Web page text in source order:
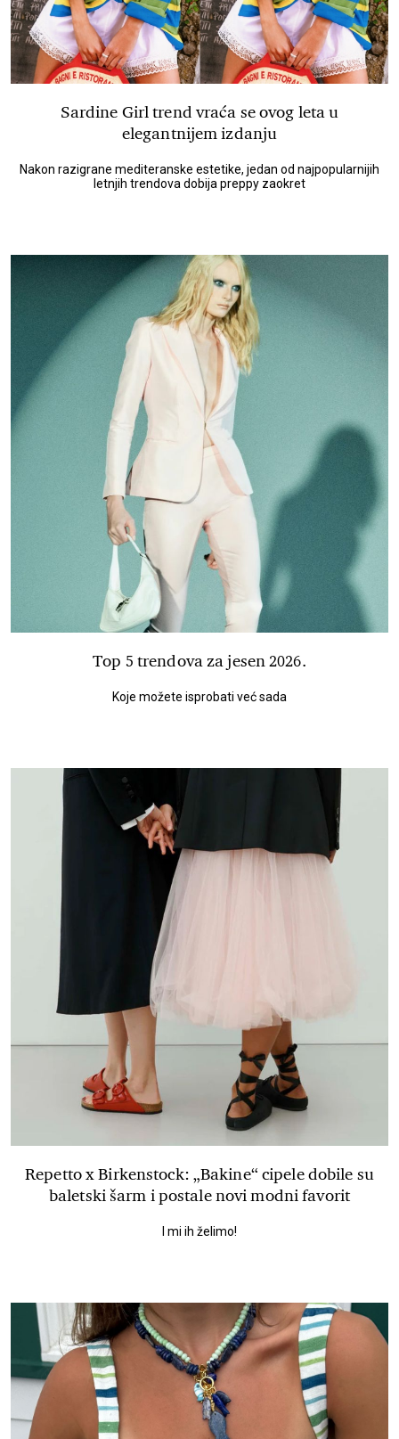
Sardine Girl trend vraća se ovog leta u
elegantnijem izdanju
Nakon razigrane mediteranske estetike, jedan od najpopularnijih
letnjih trendova dobija preppy zaokret
Top 5 trendova za jesen 2026.
Koje možete isprobati već sada
Repetto x Birkenstock: „Bakine“ cipele dobile su
baletski šarm i postale novi modni favorit
I mi ih želimo!